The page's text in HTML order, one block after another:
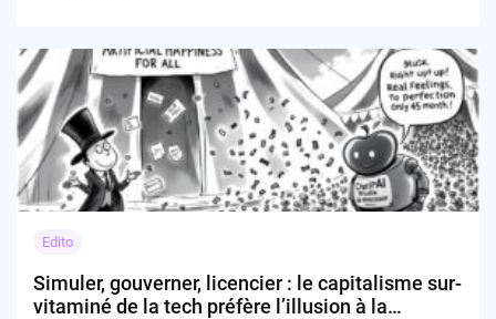
Edito
Simuler, gouverner, licencier : le capitalisme sur-
vitaminé de la tech préfère l’illusion à la